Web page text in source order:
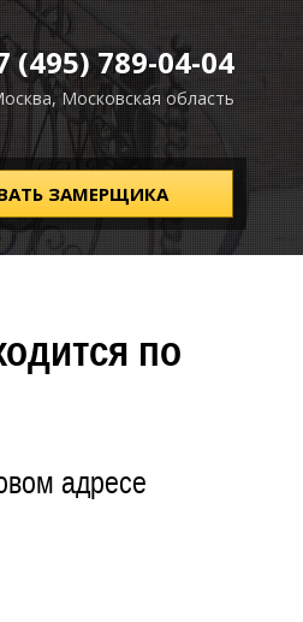
(495) 789-04-04
Московская область
ЗАМЕРЩИКА
по
адресе